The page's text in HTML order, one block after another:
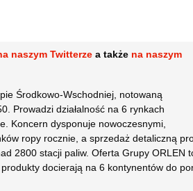
naszym Twitterze a także na naszym
Środkowo-Wschodniej, notowaną
Prowadzi działalność na 6 rynkach
Koncern dysponuje nowoczesnymi,
ropy rocznie, a sprzedaż detaliczną
2800 stacji paliw. Oferta Grupy ORLEN
docierają na 6 kontynentów do